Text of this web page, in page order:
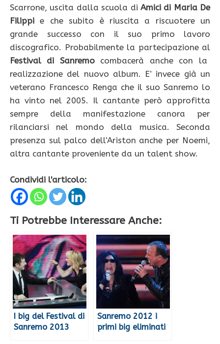
Scarrone, uscita dalla scuola di Amici di Maria De
Filippi e che subito è riuscita a riscuotere un
grande successo con il suo primo lavoro
discografico. Probabilmente la partecipazione al
Festival di Sanremocombacerà anche con la
realizzazione del nuovo album. E’ invece già un
veterano Francesco Renga che il suo Sanremo lo
ha vinto nel 2005. Il cantante però approfitta
sempre della manifestazione canora per
rilanciarsi nel mondo della musica. Seconda
presenza sul palco dell’Ariston anche per Noemi,
altra cantante proveniente da un talent show.
Condividi l'articolo:
Ti Potrebbe Interessare Anche:
I big del Festival di
Sanremo 2013
Sanremo 2012 i
primi big eliminati